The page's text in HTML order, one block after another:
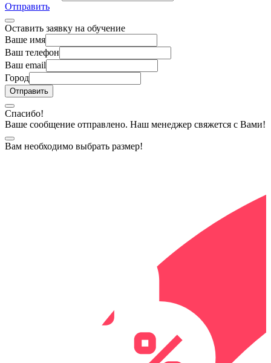
Отправить
Оставить заявку на обучение
Ваше имя
Ваш телефон
Ваш email
Город
Спасибо!
Ваше сообщение отправлено. Наш менеджер свяжется с Вами!
Вам необходимо выбрать размер!